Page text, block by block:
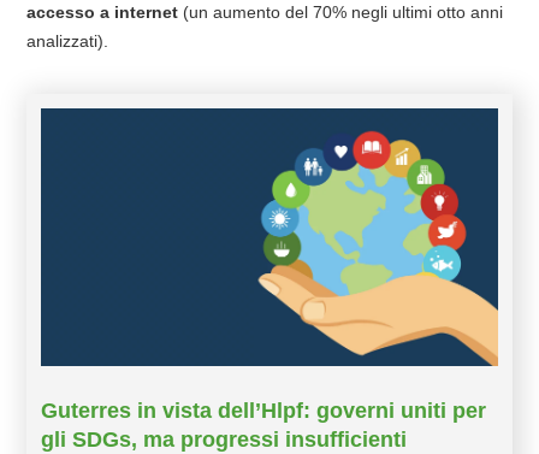
accesso a internet (un aumento del 70% negli ultimi otto anni
analizzati).
Guterres in vista dell’Hlpf: governi uniti per
gli SDGs, ma progressi insufficienti